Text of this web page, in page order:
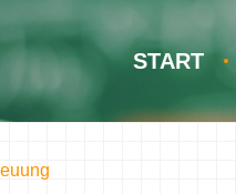
START